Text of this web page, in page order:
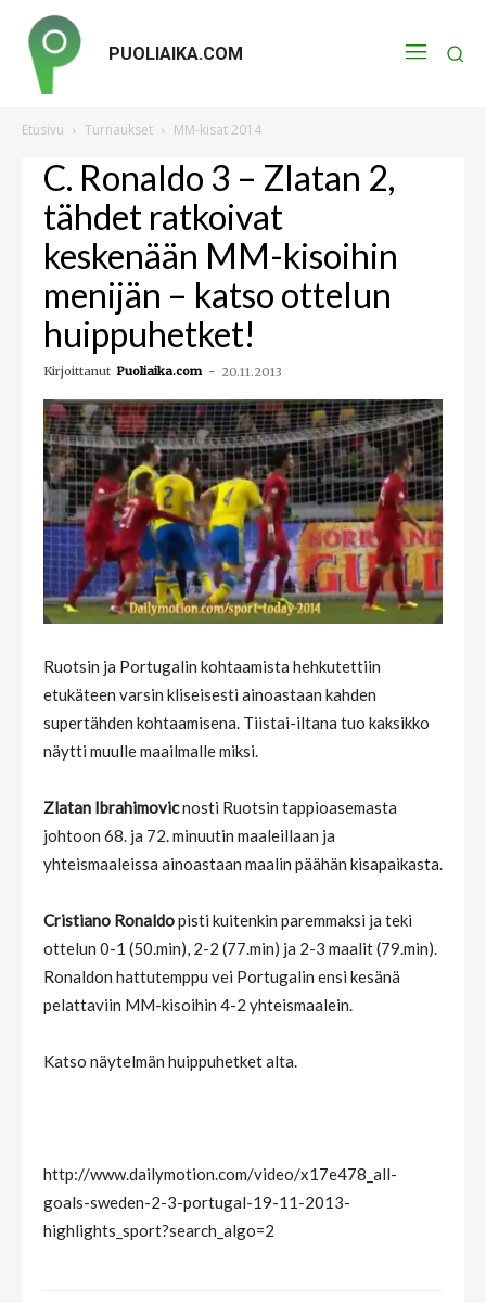
PUOLIAIKA.COM
Etusivu Turnaukset MM-kisat 2014
C. Ronaldo 3 – Zlatan 2,
tähdet ratkoivat
keskenään MM-kisoihin
menijän – katso ottelun
huippuhetket!
Kirjoittanut Puoliaika.com - 20.11.2013
Ruotsin ja Portugalin kohtaamista hehkutettiin
etukäteen varsin kliseisesti ainoastaan kahden
supertähden kohtaamisena. Tiistai-iltana tuo kaksikko
näytti muulle maailmalle miksi.
Zlatan Ibrahimovicnosti Ruotsin tappioasemasta
johtoon 68. ja 72. minuutin maaleillaan ja
yhteismaaleissa ainoastaan maalin päähän kisapaikasta.
Cristiano Ronaldopisti kuitenkin paremmaksi ja teki
ottelun 0-1 (50.min), 2-2 (77.min) ja 2-3 maalit (79.min).
Ronaldon hattutemppu vei Portugalin ensi kesänä
pelattaviin MM-kisoihin 4-2 yhteismaalein.
Katso näytelmän huippuhetket alta.
http://www.dailymotion.com/video/x17e478_all-
goals-sweden-2-3-portugal-19-11-2013-
highlights_sport?search_algo=2